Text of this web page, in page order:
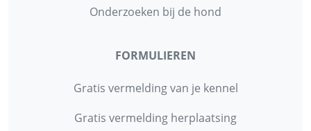
Onderzoeken bij de hond
FORMULIEREN
Gratis vermelding van je kennel
Gratis vermelding herplaatsing